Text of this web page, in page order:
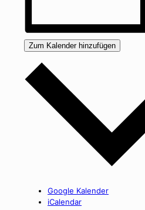
Zum Kalender hinzufügen
Google Kalender
iCalendar